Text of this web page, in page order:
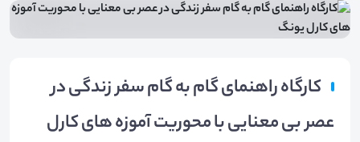
کارگاه راهنمای گام به گام سفر زندگی در
عصر بی معنایی با محوریت آموزه های کارل